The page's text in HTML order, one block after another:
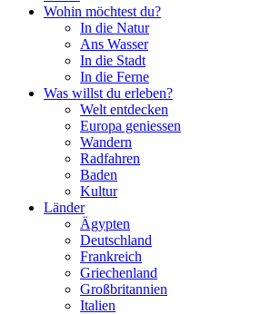
Wohin möchtest du?
In die Natur
Ans Wasser
In die Stadt
In die Ferne
Was willst du erleben?
Welt entdecken
Europa geniessen
Wandern
Radfahren
Baden
Kultur
Länder
Ägypten
Deutschland
Frankreich
Griechenland
Großbritannien
Italien